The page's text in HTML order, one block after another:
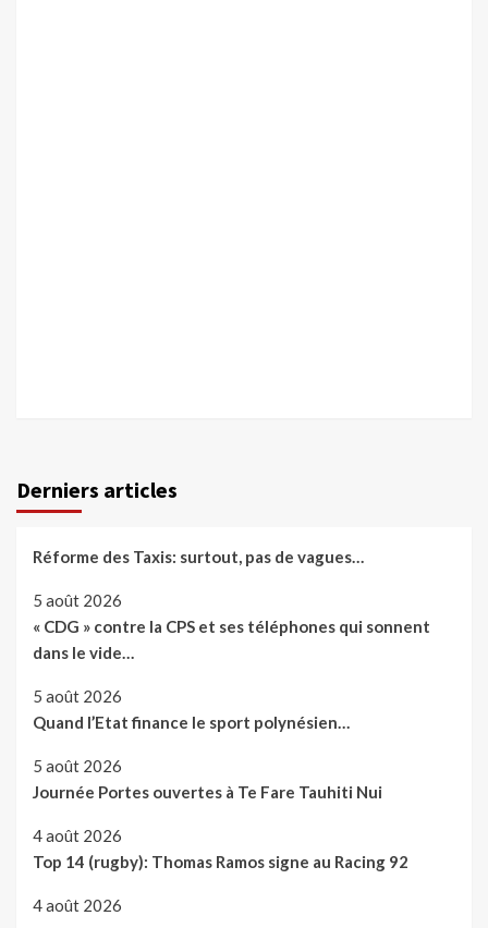
Derniers articles
Réforme des Taxis: surtout, pas de vagues…
5 août 2026
« CDG » contre la CPS et ses téléphones qui sonnent
dans le vide…
5 août 2026
Quand l’Etat finance le sport polynésien…
5 août 2026
Journée Portes ouvertes à Te Fare Tauhiti Nui
4 août 2026
Top 14 (rugby): Thomas Ramos signe au Racing 92
4 août 2026